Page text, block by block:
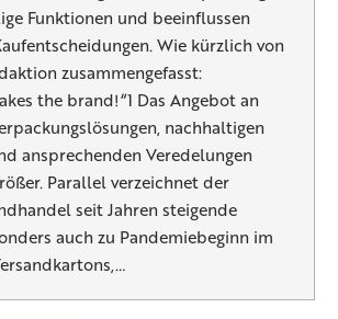
Funktionen und beeinflussen
Wie kürzlich von
zusammengefasst:
the brand!“1 Das Angebot an
nachhaltigen
ansprechenden Veredelungen
Parallel verzeichnet der
seit Jahren steigende
auch zu Pandemiebeginn im